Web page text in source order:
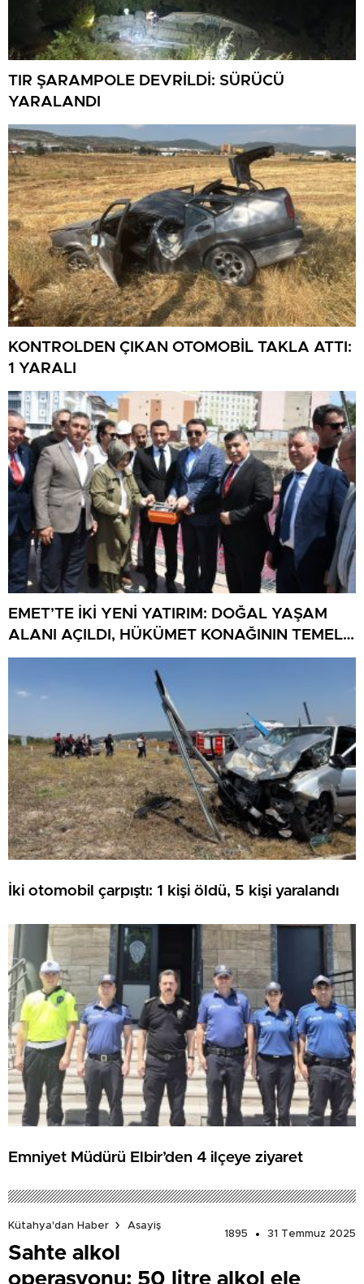
TIR ŞARAMPOLE DEVRİLDİ: SÜRÜCÜ
YARALANDI
KONTROLDEN ÇIKAN OTOMOBİL TAKLA ATTI:
1 YARALI
EMET’TE İKİ YENİ YATIRIM: DOĞAL YAŞAM
ALANI AÇILDI, HÜKÜMET KONAĞININ TEMELİ
ATILDI
İki otomobil çarpıştı: 1 kişi öldü, 5 kişi yaralandı
Emniyet Müdürü Elbir’den 4 ilçeye ziyaret
Kütahya'dan Haber
Asayiş
1895
31 Temmuz 2025
Sahte alkol
operasyonu: 50 litre alkol ele